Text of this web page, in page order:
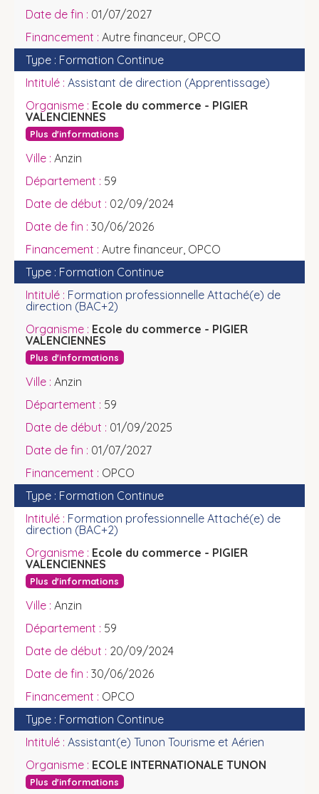
01/07/2027
Autre financeur, OPCO
Formation Continue
Assistant de direction (Apprentissage)
Ecole du commerce - PIGIER
VALENCIENNES
Plus d'informations
Anzin
59
02/09/2024
30/06/2026
Autre financeur, OPCO
Formation Continue
Formation professionnelle Attaché(e) de
direction (BAC+2)
Ecole du commerce - PIGIER
VALENCIENNES
Plus d'informations
Anzin
59
01/09/2025
01/07/2027
OPCO
Formation Continue
Formation professionnelle Attaché(e) de
direction (BAC+2)
Ecole du commerce - PIGIER
VALENCIENNES
Plus d'informations
Anzin
59
20/09/2024
30/06/2026
OPCO
Formation Continue
Assistant(e) Tunon Tourisme et Aérien
ECOLE INTERNATIONALE TUNON
Plus d'informations